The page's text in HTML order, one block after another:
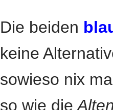
Die beiden
keine
sowieso nix
so wie die